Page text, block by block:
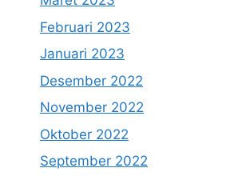
Februari 2023
Januari 2023
Desember 2022
November 2022
Oktober 2022
September 2022